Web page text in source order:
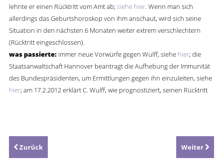
lehnte er einen Rücktritt vom Amt ab; siehe hier. Wenn man sich
allerdings das Geburtshoroskop von ihm anschaut, wird sich seine
Situation in den nächsten 6 Monaten weiter extrem verschlechtern
(Rücktritt eingeschlossen).
was passierte: immer neue Vorwürfe gegen Wulff, siehe hier; die
Staatsanwaltschaft Hannover beantragt die Aufhebung der Immunität
des Bundespräsidenten, um Ermittlungen gegen ihn einzuleiten, siehe
hier; am 17.2.2012 erklärt C. Wulff, wie prognostiziert, seinen Rücktritt
Zurück Weiter